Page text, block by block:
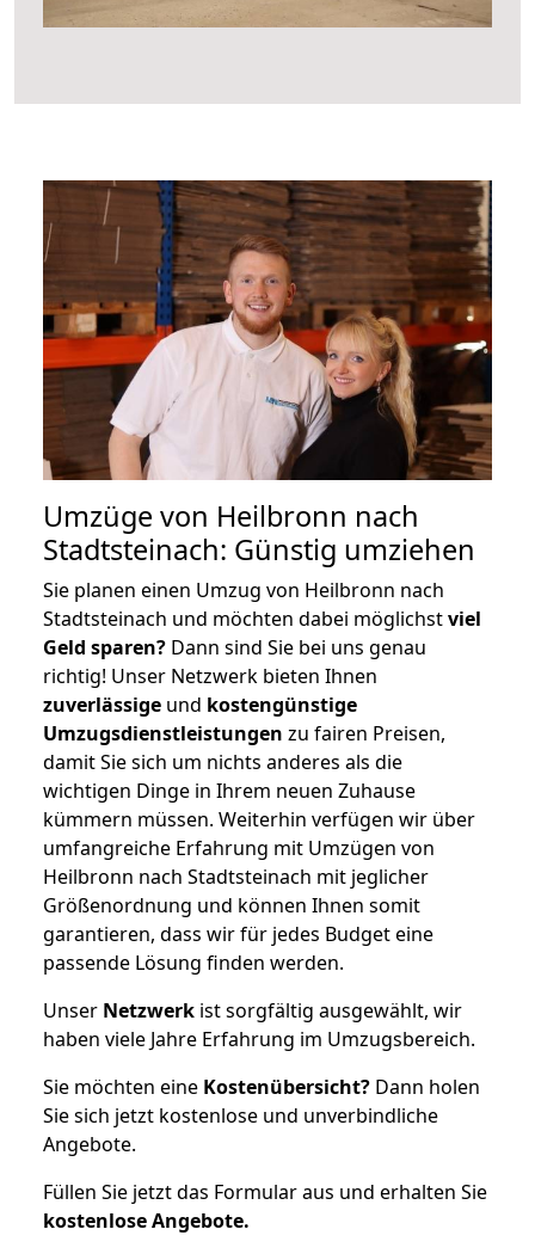
Umzüge von Heilbronn nach
Stadtsteinach: Günstig umziehen
Sie planen einen Umzug von Heilbronn nach
Stadtsteinach und möchten dabei möglichstviel
Geld sparen? Dann sind Sie bei uns genau
richtig! Unser Netzwerk bieten Ihnen
zuverlässige und kostengünstige
Umzugsdienstleistungen zu fairen Preisen,
damit Sie sich um nichts anderes als die
wichtigen Dinge in Ihrem neuen Zuhause
kümmern müssen. Weiterhin verfügen wir über
umfangreiche Erfahrung mit Umzügen von
Heilbronn nach Stadtsteinach mit jeglicher
Größenordnung und können Ihnen somit
garantieren, dass wir für jedes Budget eine
passende Lösung finden werden.
Unser Netzwerk ist sorgfältig ausgewählt, wir
haben viele Jahre Erfahrung im Umzugsbereich.
Sie möchten eine Kostenübersicht? Dann holen
Sie sich jetzt kostenlose und unverbindliche
Angebote.
Füllen Sie jetzt das Formular aus und erhalten Sie
kostenloseAngebote.